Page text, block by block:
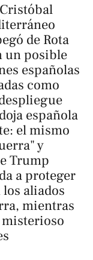
de Rota
un posible
españolas
como
española
el mismo
y
Trump
a proteger
aliados
mientras